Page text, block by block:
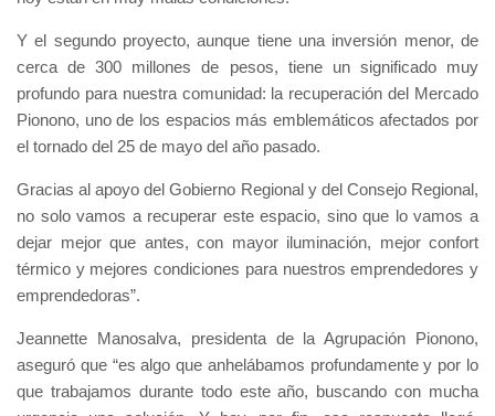
Y el segundo proyecto, aunque tiene una inversión menor, de
cerca de 300 millones de pesos, tiene un significado muy
profundo para nuestra comunidad: la recuperación del Mercado
Pionono, uno de los espacios más emblemáticos afectados por
el tornado del 25 de mayo del año pasado.
Gracias al apoyo del Gobierno Regional y del Consejo Regional,
no solo vamos a recuperar este espacio, sino que lo vamos a
dejar mejor que antes, con mayor iluminación, mejor confort
térmico y mejores condiciones para nuestros emprendedores y
emprendedoras”.
Jeannette Manosalva, presidenta de la Agrupación Pionono,
aseguró que “es algo que anhelábamos profundamente y por lo
que trabajamos durante todo este año, buscando con mucha